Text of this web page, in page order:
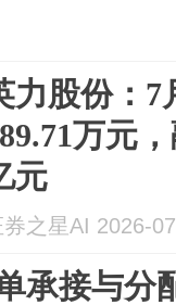
力股份：7
万元
元
券之星AI 2026-
承接与分